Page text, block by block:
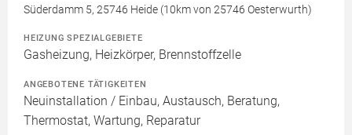
Süderdamm 5, 25746 Heide (10km von 25746 Oesterwurth)
HEIZUNG SPEZIALGEBIETE
Gasheizung, Heizkörper, Brennstoffzelle
ANGEBOTENE TÄTIGKEITEN
Neuinstallation / Einbau, Austausch, Beratung,
Thermostat, Wartung, Reparatur